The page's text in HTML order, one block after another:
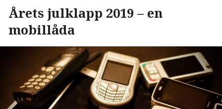
Årets julklapp 2019 – en
mobillåda